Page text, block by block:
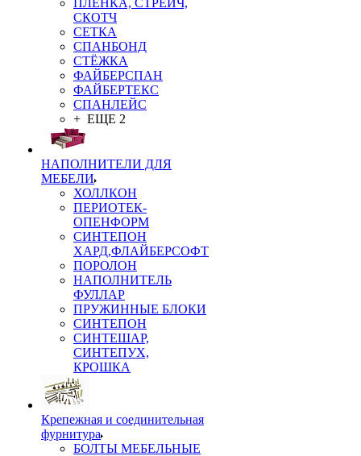
ПЛЁНКА, СТРЕЙЧ,
СКОТЧ
СЕТКА
СПАНБОНД
СТЁЖКА
ФАЙБЕРСПАН
ФАЙБЕРТЕКС
СПАНЛЕЙС
+ ЕЩЕ 2
НАПОЛНИТЕЛИ ДЛЯ
МЕБЕЛИ
ХОЛЛКОН
ПЕРИОТЕК-
ОПЕНФОРМ
СИНТЕПОН
ХАРД,ФЛАЙБЕРСОФТ
ПОРОЛОН
НАПОЛНИТЕЛЬ
ФУЛЛАР
ПРУЖИННЫЕ БЛОКИ
СИНТЕПОН
СИНТЕШАР,
СИНТЕПУХ,
КРОШКА
Крепежная и соединительная
фурнитура
БОЛТЫ МЕБЕЛЬНЫЕ